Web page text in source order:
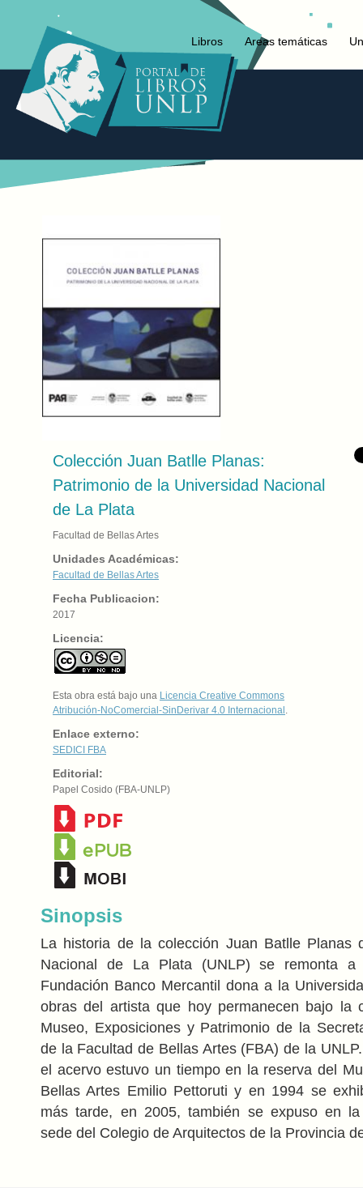
Libros Areas temáticas
Colección Juan Batlle Planas:
Patrimonio de la Universidad Nacional
de La Plata
Facultad de Bellas Artes
Unidades Académicas:
Facultad de Bellas Artes
Fecha Publicacion:
2017
Licencia:
Esta obra está bajo una Licencia Creative Commons
Atribución-NoComercial-SinDerivar 4.0 Internacional
Enlace externo:
SEDICI FBA
Editorial:
Papel Cosido (FBA-UNLP)
Sinopsis
La historia de la colección Juan Batlle Planas
Nacional de La Plata (UNLP) se remonta
Fundación Banco Mercantil dona a la
obras del artista que hoy permanecen bajo la
Museo, Exposiciones y Patrimonio de la
de la Facultad de Bellas Artes (FBA) de la
el acervo estuvo un tiempo en la reserva del
Bellas Artes Emilio Pettoruti y en 1994 se
más tarde, en 2005, también se expuso en
sede del Colegio de Arquitectos de la Provincia